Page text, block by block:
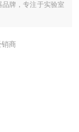
牌，专注于实验室
销商